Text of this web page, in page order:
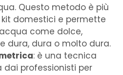
Questo metodo è più
domestici e permette
come dolce,
dura, dura o molto dura.
: è una tecnica
professionisti per